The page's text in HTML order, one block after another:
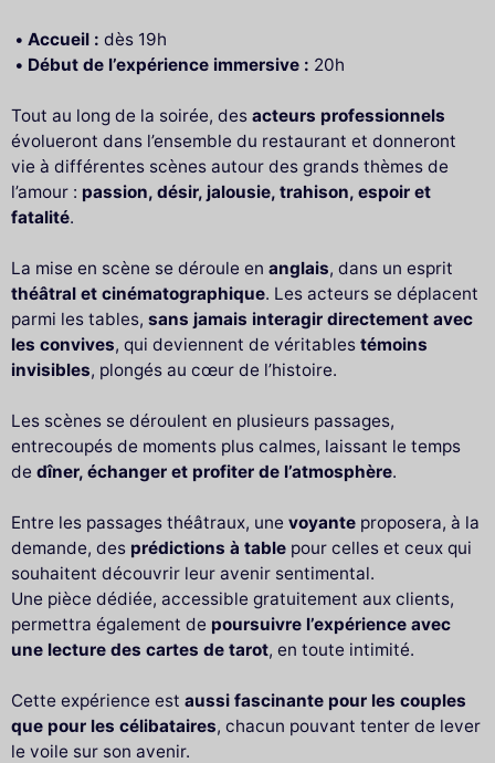
Accueil : dès 19h
Début de l’expérience immersive : 20h
Tout au long de la soirée, des acteurs professionnels
évolueront dans l’ensemble du restaurant et donneront
vie à différentes scènes autour des grands thèmes de
l’amour : passion, désir, jalousie, trahison, espoir et
fatalité.
La mise en scène se déroule en anglais, dans un esprit
théâtral et cinématographique. Les acteurs se déplacent
parmi les tables, sans jamais interagir directement avec
les convives, qui deviennent de véritables témoins
invisibles, plongés au cœur de l’histoire.
Les scènes se déroulent en plusieurs passages,
entrecoupés de moments plus calmes, laissant le temps
de dîner, échanger et profiter de l’atmosphère.
Entre les passages théâtraux, une voyante proposera, à la
demande, des prédictions à table pour celles et ceux qui
souhaitent découvrir leur avenir sentimental.
Une pièce dédiée, accessible gratuitement aux clients,
permettra également de poursuivre l’expérience avec
une lecture des cartes de tarot, en toute intimité.
Cette expérience est aussi fascinante pour les couples
que pour les célibataires, chacun pouvant tenter de lever
le voile sur son avenir.